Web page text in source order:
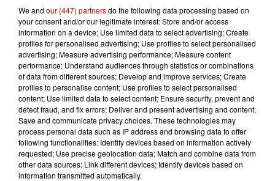
Gagnez vos entrées pour le
Musée du Sport Automobile au
Mans !
Alouette vous invite à
Futuroscope Xperiences !
We and our (447) partnersdo the following data processing based on
your consent and/or our legitimate interest: Store and/or access
information on a device; Use limited data to select advertising; Create
profiles for personalised advertising; Use profiles to select personalised
advertising; Measure advertising performance; Measure content
performance; Understand audiences through statistics or combinations
of data from different sources; Develop and improve services; Create
profiles to personalise content; Use profiles to select personalised
content; Use limited data to select content; Ensure security, prevent and
detect fraud, and fix errors; Deliver and present advertising and content;
Save and communicate privacy choices. These technologies may
process personal data such as IP address and browsing data to offer
following functionalities: Identify devices based on information actively
requested; Use precise geolocation data; Match and combine data from
other data sources; Link different devices; Identify devices based on
information transmitted automatically.